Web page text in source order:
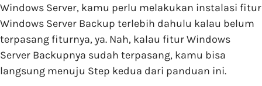
Windows Server, kamu perlu melakukan instalasi fitur
Windows Server Backup terlebih dahulu kalau belum
terpasang fiturnya, ya. Nah, kalau fitur Windows
Server Backupnya sudah terpasang, kamu bisa
langsung menuju Step kedua dari panduan ini.